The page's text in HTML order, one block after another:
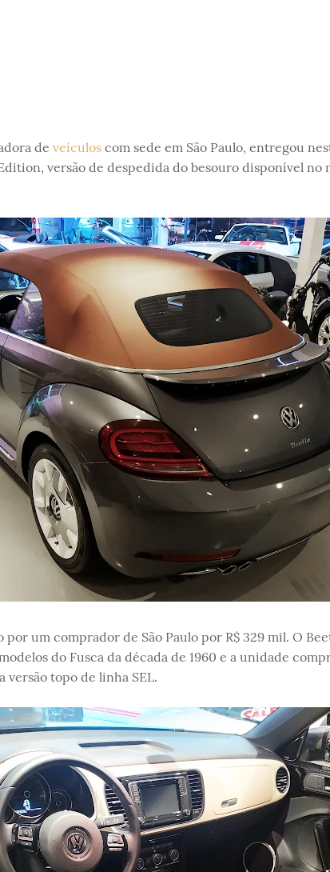
de veículoscom sede em São Paulo, entregou
versão de despedida do besouro disponível no
um comprador de São Paulo por R$ 329 mil. O
do Fusca da década de 1960 e a unidade
topo de linha SEL.